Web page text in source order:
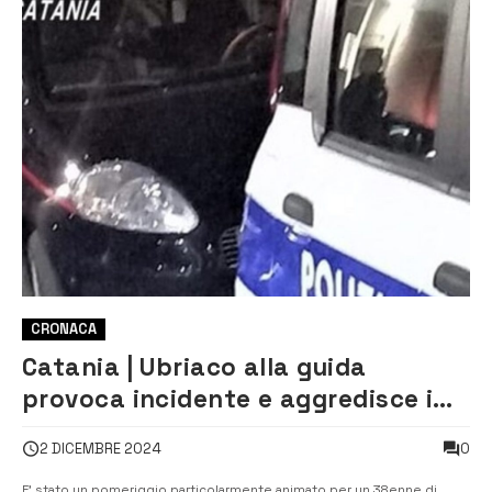
CRONACA
Catania | Ubriaco alla guida
provoca incidente e aggredisce i
2 DICEMBRE 2024 0